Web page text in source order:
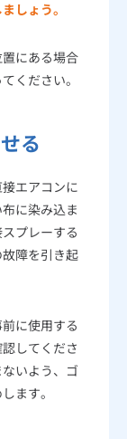
しょう。
にある場合
ください。
る
エアコンに
に染み込ま
プレーする
障を引き起
に使用する
してくださ
いよう、ゴ
ます。